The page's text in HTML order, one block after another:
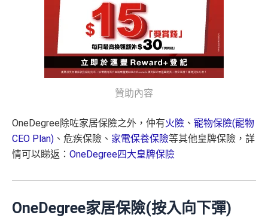
贊助內容
OneDegree除咗家居保險之外，仲有火險 、 寵物保險(寵物
CEO Plan) 、危疾保險、 家電保養保險等其他皇牌保險，詳
情可以睇返： OneDegree四大皇牌保險
OneDegree家居保險(按入向下彈)